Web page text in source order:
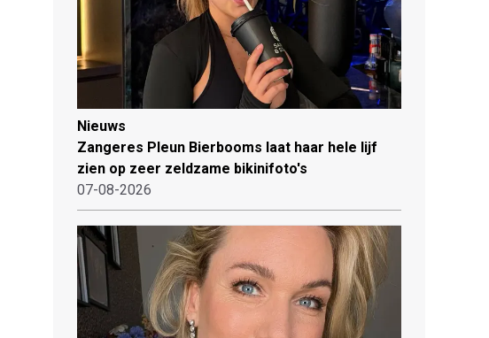
Nieuws
Zangeres Pleun Bierbooms laat haar hele lijf
zien op zeer zeldzame bikinifoto's
07-08-2026